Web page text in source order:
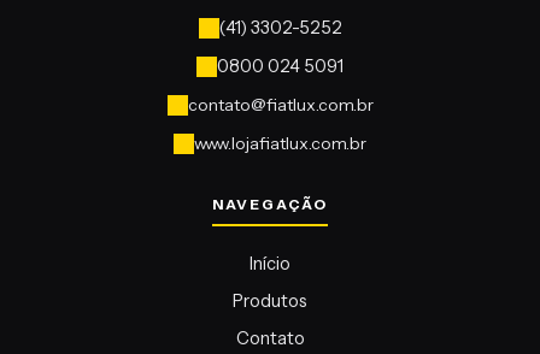
contato@fiatlux.com.br
www.lojafiatlux.com.br
Início
Produtos
Contato